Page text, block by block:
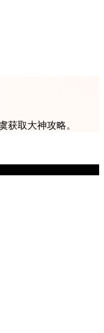
获取大神攻略。